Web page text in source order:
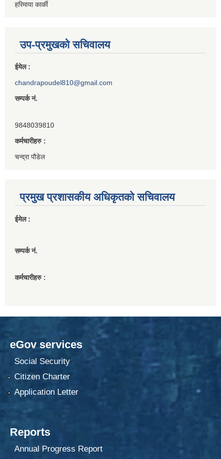
हरिमाया कार्की
उप-प्रमुखको सचिवालय
ईमेल :
chandrapoudel810@gmail.com
सम्पर्क नं.
9848039810
कर्मचारीहरु :
चन्द्रा पौडेल
प्रमुख प्रशासकीय अधिकृतको सचिवालय
ईमेल :
सम्पर्क नं.
कर्मचारीहरु :
eGov services
Social Security
Citizen Charter
Application Letter
Reports
Annual Progress Report